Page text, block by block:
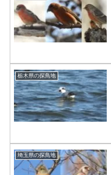
栃木県の探鳥地
埼玉県の探鳥地